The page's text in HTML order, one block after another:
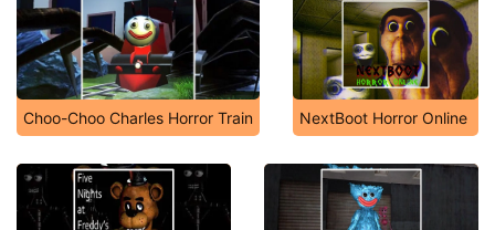
Choo-Choo Charles Horror Train NextBoot Horror Online